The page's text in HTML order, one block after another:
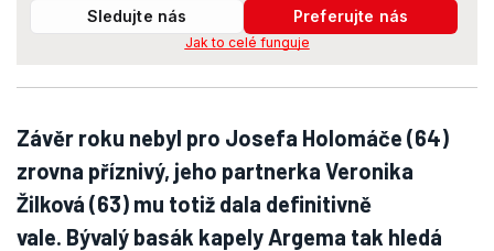
Sledujte nás
Preferujte nás
Jak to celé funguje
Závěr roku nebyl pro Josefa Holomáče (64)
zrovna příznivý, jeho partnerka Veronika
Žilková (63) mu totiž dala definitivně
vale. Bývalý basák kapely Argema tak hledá